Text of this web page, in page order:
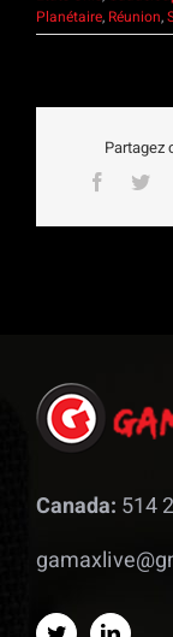
Planétaire, Réunion,
Partagez
Canada: 514